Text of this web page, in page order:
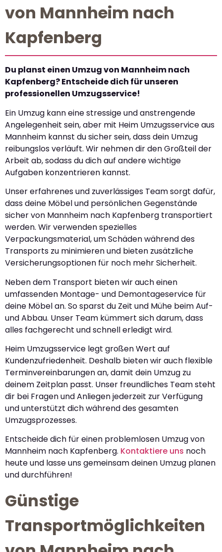
von Mannheim nach
Kapfenberg
Du planst einen Umzug von Mannheim nach
Kapfenberg? Entscheide dich für unseren
professionellen Umzugsservice!
Ein Umzug kann eine stressige und anstrengende
Angelegenheit sein, aber mit Heim Umzugsservice aus
Mannheim kannst du sicher sein, dass dein Umzug
reibungslos verläuft. Wir nehmen dir den Großteil der
Arbeit ab, sodass du dich auf andere wichtige
Aufgaben konzentrieren kannst.
Unser erfahrenes und zuverlässiges Team sorgt dafür,
dass deine Möbel und persönlichen Gegenstände
sicher von Mannheim nach Kapfenberg transportiert
werden. Wir verwenden spezielles
Verpackungsmaterial, um Schäden während des
Transports zu minimieren und bieten zusätzliche
Versicherungsoptionen für noch mehr Sicherheit.
Neben dem Transport bieten wir auch einen
umfassenden Montage- und Demontageservice für
deine Möbel an. So sparst du Zeit und Mühe beim Auf-
und Abbau. Unser Team kümmert sich darum, dass
alles fachgerecht und schnell erledigt wird.
Heim Umzugsservice legt großen Wert auf
Kundenzufriedenheit. Deshalb bieten wir auch flexible
Terminvereinbarungen an, damit dein Umzug zu
deinem Zeitplan passt. Unser freundliches Team steht
dir bei Fragen und Anliegen jederzeit zur Verfügung
und unterstützt dich während des gesamten
Umzugsprozesses.
Entscheide dich für einen problemlosen Umzug von
Mannheim nach Kapfenberg. Kontaktiere uns noch
heute und lasse uns gemeinsam deinen Umzug planen
und durchführen!
Günstige
Transportmöglichkeiten